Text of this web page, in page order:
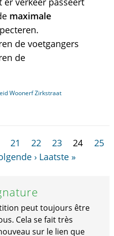
maximale
de voetgangers
de
Woonerf Zirkstraat
21 22 23 24
25
› Laatste »
peut toujours être
Cela se fait très
sur le lien que